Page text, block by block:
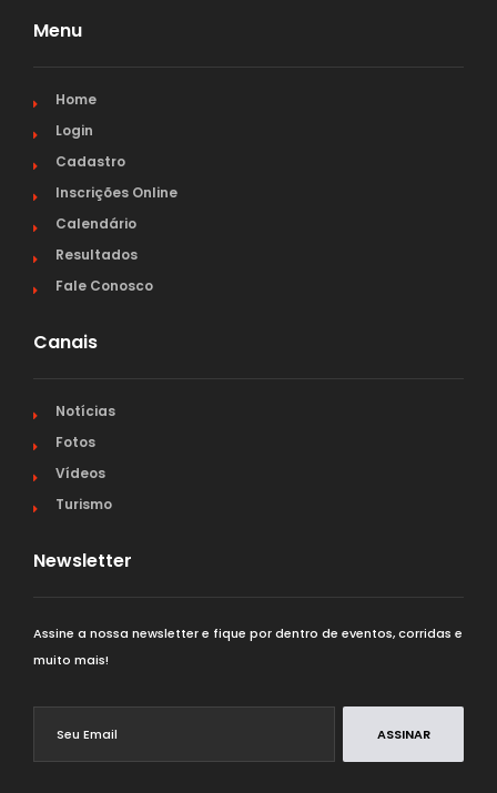
Menu
Home
Login
Cadastro
Inscrições Online
Calendário
Resultados
Fale Conosco
Canais
Notícias
Fotos
Vídeos
Turismo
Newsletter
Assine a nossa newsletter e fique por dentro de eventos, corridas e
muito mais!
ASSINAR